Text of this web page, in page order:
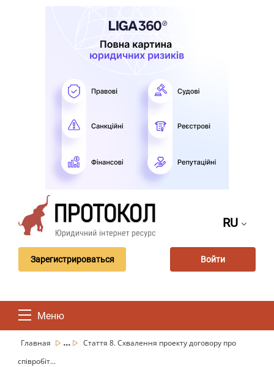
RU
Зарегистрироваться Войти
Меню
Главная ...
Стаття 8. Схвалення проекту договору про
співробіт...